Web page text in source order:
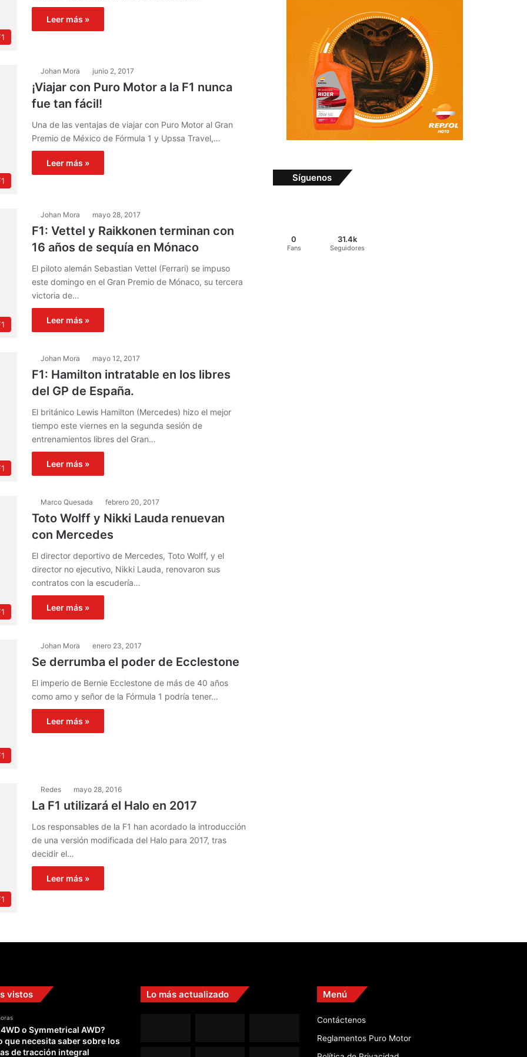
Leer más »
Johan Mora junio 2, 2017
¡Viajar con Puro Motor a la F1 nunca
fue tan fácil!
Una de las ventajas de viajar con Puro Motor al Gran
Premio de México de Fórmula 1 y Upssa Travel,…
Leer más »
Johan Mora mayo 28, 2017
F1: Vettel y Raikkonen terminan con
16 años de sequía en Mónaco
El piloto alemán Sebastian Vettel (Ferrari) se impuso
este domingo en el Gran Premio de Mónaco, su tercera
victoria de…
Leer más »
Johan Mora mayo 12, 2017
F1: Hamilton intratable en los libres
del GP de España.
El británico Lewis Hamilton (Mercedes) hizo el mejor
tiempo este viernes en la segunda sesión de
entrenamientos libres del Gran…
Leer más »
Marco Quesada febrero 20, 2017
Toto Wolff y Nikki Lauda renuevan
con Mercedes
El director deportivo de Mercedes, Toto Wolff, y el
director no ejecutivo, Nikki Lauda, renovaron sus
contratos con la escudería…
Leer más »
Johan Mora enero 23, 2017
Se derrumba el poder de Ecclestone
El imperio de Bernie Ecclestone de más de 40 años
como amo y señor de la Fórmula 1 podría tener…
Leer más »
Redes mayo 28, 2016
La F1 utilizará el Halo en 2017
Los responsables de la F1 han acordado la introducción
de una versión modificada del Halo para 2017, tras
decidir el…
Leer más »
Síguenos
0
Fans
31.4k
Seguidores
vistos
4WD o Symmetrical AWD?
que necesita saber sobre los
de tracción integral
Lo más actualizado Menú
Contáctenos
Reglamentos Puro Motor